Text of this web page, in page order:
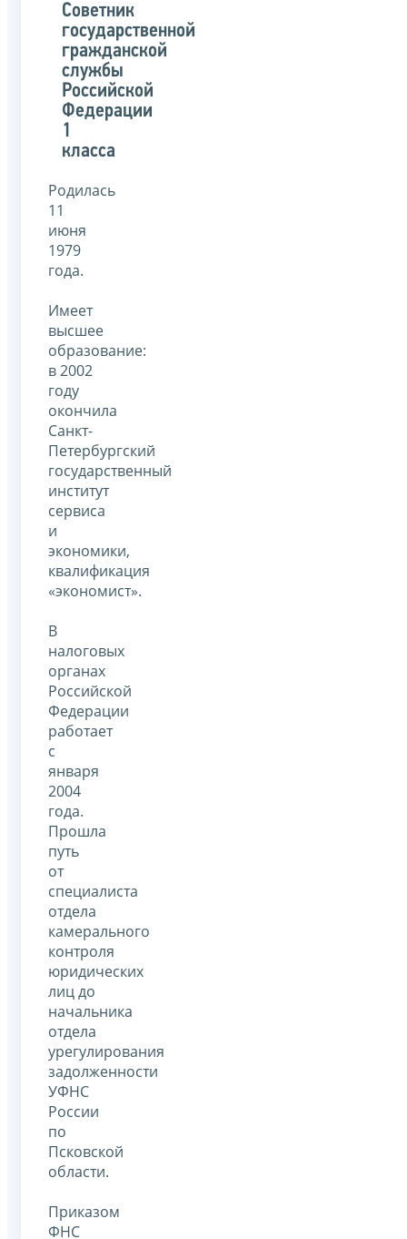
Советник
государственной
гражданской
службы
Российской
Федерации
1
класса
Родилась
11
июня
1979
года.
Имеет
высшее
образование:
в 2002
году
окончила
Санкт-
Петербургский
государственный
институт
сервиса
и
экономики,
квалификация
«экономист».
В
налоговых
органах
Российской
Федерации
работает
с
января
2004
года.
Прошла
путь
от
специалиста
отдела
камерального
контроля
юридических
лиц до
начальника
отдела
урегулирования
задолженности
УФНС
России
по
Псковской
области.
Приказом
ФНС